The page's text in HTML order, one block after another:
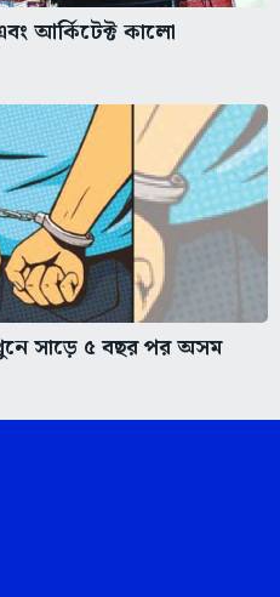
আর্কিটেক্ট কালো
সাড়ে ৫ বছর পর অসম